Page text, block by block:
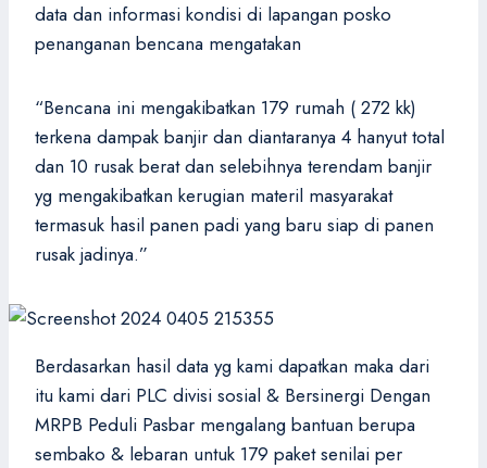
data dan informasi kondisi di lapangan posko
penanganan bencana mengatakan
“Bencana ini mengakibatkan 179 rumah ( 272 kk)
terkena dampak banjir dan diantaranya 4 hanyut total
dan 10 rusak berat dan selebihnya terendam banjir
yg mengakibatkan kerugian materil masyarakat
termasuk hasil panen padi yang baru siap di panen
rusak jadinya.”
Berdasarkan hasil data yg kami dapatkan maka dari
itu kami dari PLC divisi sosial & Bersinergi Dengan
MRPB Peduli Pasbar mengalang bantuan berupa
sembako & lebaran untuk 179 paket senilai per